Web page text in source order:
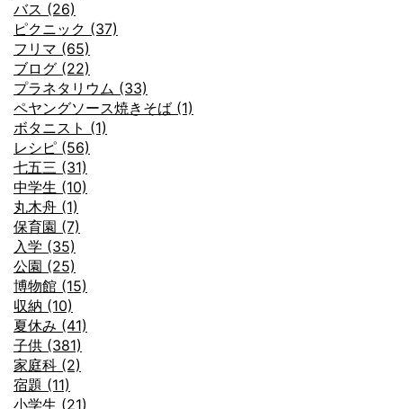
バス (26)
ピクニック (37)
フリマ (65)
ブログ (22)
プラネタリウム (33)
ペヤングソース焼きそば (1)
ボタニスト (1)
レシピ (56)
七五三 (31)
中学生 (10)
丸木舟 (1)
保育園 (7)
入学 (35)
公園 (25)
博物館 (15)
収納 (10)
夏休み (41)
子供 (381)
家庭科 (2)
宿題 (11)
小学生 (21)